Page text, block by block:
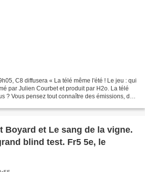
C8 diffusera « La télé même l'été ! Le jeu : qui
par Julien Courbet et produit par H2o. La télé
? Vous pensez tout connaître des émissions, des
Boyard et Le sang de la vigne.
blind test. Fr5 5e, le